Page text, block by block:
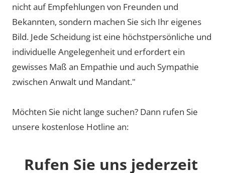
nicht auf Empfehlungen von Freunden und
Bekannten, sondern machen Sie sich Ihr eigenes
Bild. Jede Scheidung ist eine höchstpersönliche und
individuelle Angelegenheit und erfordert ein
gewisses Maß an Empathie und auch Sympathie
zwischen Anwalt und Mandant."
Möchten Sie nicht lange suchen? Dann rufen Sie
unsere kostenlose Hotline an:
Rufen Sie uns jederzeit